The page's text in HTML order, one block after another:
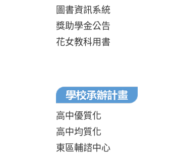
圖書資訊系統
獎助學金公告
花女教科用書
高中優質化
高中均質化
東區輔諮中心